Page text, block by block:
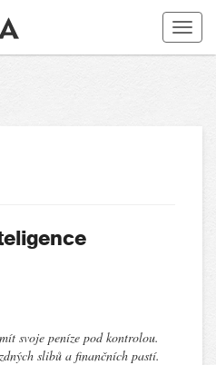
Toggle
svoje peníze pod kontrolou.
slibů a finančních pastí.